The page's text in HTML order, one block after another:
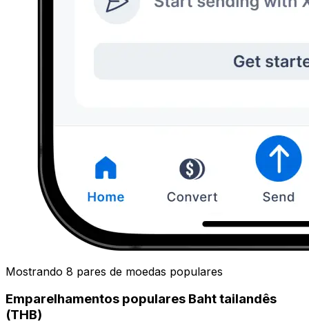
Mostrando 8 pares de moedas populares
Emparelhamentos populares Baht tailandês
(THB)